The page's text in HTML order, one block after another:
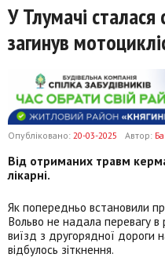
У Тлумачі
загинув
Опубліковано: 20-03-2025 Автор:
Від отриманих травм
лікарні.
Як попередньо встановили
Вольво не надала перевагу в
виїзд з другорядної дороги
відбулось зіткнення.